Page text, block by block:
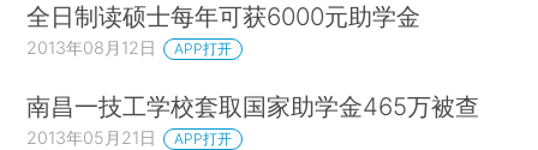
全日制读硕士每年可获6000元助学金
2013年08月12日 APP打开
南昌一技工学校套取国家助学金465万被查
2013年05月21日 APP打开